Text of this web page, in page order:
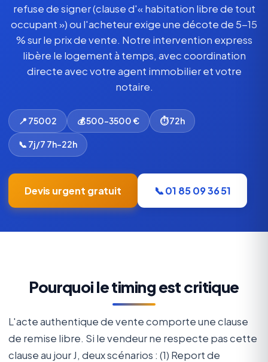
refuse de signer (clause d'« habitation libre de tout
occupant ») ou l'acheteur exige une décote de 5-15
% sur le prix de vente. Notre intervention express
libère le logement à temps, avec coordination
directe avec votre agent immobilier et votre
notaire.
📍 75002 💰 500-3500 € ⏱ 72h
📞 7j/7 7h-22h
Devis urgent gratuit 📞 01 85 09 36 51
Pourquoi le timing est critique
L'acte authentique de vente comporte une clause
de remise libre. Si le vendeur ne respecte pas cette
clause au jour J, deux scénarios : (1) Report de